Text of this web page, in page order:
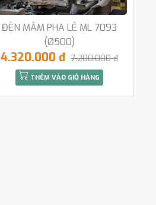
ĐÈN MÂM PHA LÊ ML 7093
(Ø500)
4.320.000 đ 7.200.000 đ
THÊM VÀO GIỎ HÀNG